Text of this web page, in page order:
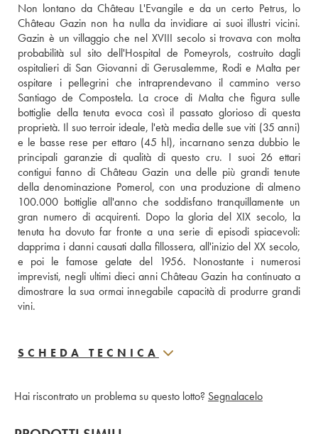
Non lontano da Château L'Evangile e da un certo Petrus, lo
Château Gazin non ha nulla da invidiare ai suoi illustri vicini.
Gazin è un villaggio che nel XVIII secolo si trovava con molta
probabilità sul sito dell'Hospital de Pomeyrols, costruito dagli
ospitalieri di San Giovanni di Gerusalemme, Rodi e Malta per
ospitare i pellegrini che intraprendevano il cammino verso
Santiago de Compostela. La croce di Malta che figura sulle
bottiglie della tenuta evoca così il passato glorioso di questa
proprietà. Il suo terroir ideale, l'età media delle sue viti (35 anni)
e le basse rese per ettaro (45 hl), incarnano senza dubbio le
principali garanzie di qualità di questo cru. I suoi 26 ettari
contigui fanno di Château Gazin una delle più grandi tenute
della denominazione Pomerol, con una produzione di almeno
100.000 bottiglie all'anno che soddisfano tranquillamente un
gran numero di acquirenti. Dopo la gloria del XIX secolo, la
tenuta ha dovuto far fronte a una serie di episodi spiacevoli:
dapprima i danni causati dalla fillossera, all'inizio del XX secolo,
e poi le famose gelate del 1956. Nonostante i numerosi
imprevisti, negli ultimi dieci anni Château Gazin ha continuato a
dimostrare la sua ormai innegabile capacità di produrre grandi
vini.
SCHEDA TECNICA
Hai riscontrato un problema su questo lotto? Segnalacelo